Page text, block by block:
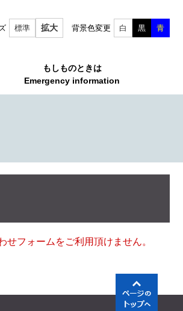
標準 拡大 背景色変更 白 黒 青
もしものときは
Emergency information
フォームをご利用頂けません。